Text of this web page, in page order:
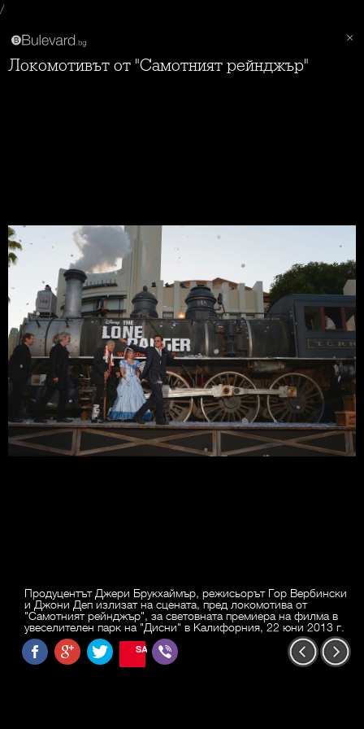
/
Локомотивът от "Самотният рейнджър"
Продуцентът Джери Брукхаймър, режисьорът Гор Вербински
и Джони Деп излизат на сцената, пред локомотива от
"Самотният рейнджър", за световната премиера на филма в
увеселителен парк на "Дисни" в Калифорния, 22 юни 2013 г.
SAVE